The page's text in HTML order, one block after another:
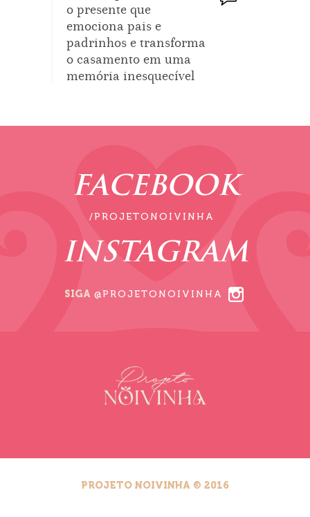
o presente que
emociona pais e
padrinhos e transforma
o casamento em uma
memória inesquecível
FACEBOOK
/PROJETONOIVINHA
INSTAGRAM
SIGA @PROJETONOIVINHA
PROJETO NOIVINHA © 2016